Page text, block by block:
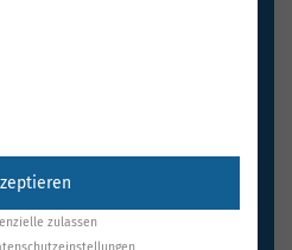
Gruppen, für die eine
zulassen